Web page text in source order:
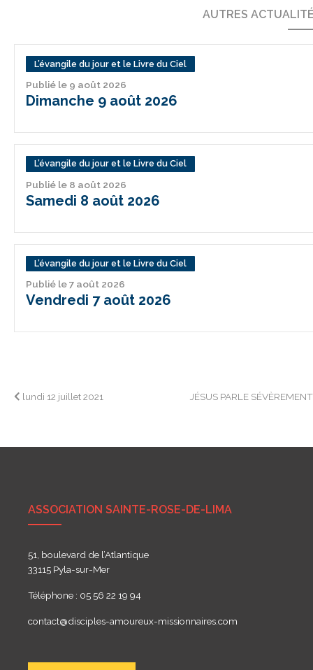
AUTRES
L’évangile du jour et le Livre du Ciel
Publié le 9 août 2026
Dimanche 9 août 2026
L’évangile du jour et le Livre du Ciel
Publié le 8 août 2026
Samedi 8 août 2026
L’évangile du jour et le Livre du Ciel
Publié le 7 août 2026
Vendredi 7 août 2026
Navigation
lundi 12 juillet 2021 JÉSUS PARLE
ASSOCIATION SAINTE-ROSE-DE-LIMA
51, boulevard de l’Atlantique
33115 Pyla-sur-Mer
Téléphone : 05 56 22 19 94
contact@disciples-amoureux-missionnaires.com